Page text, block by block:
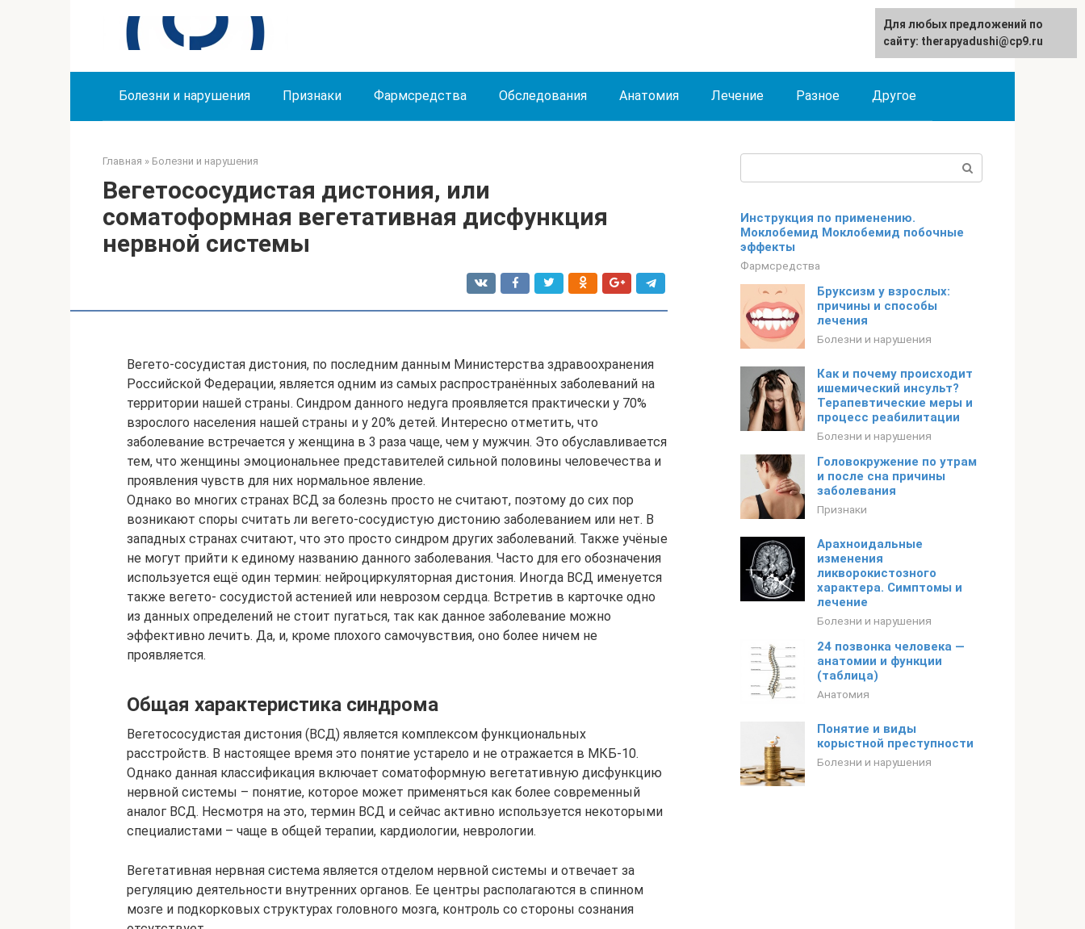
Болезни и нарушения Признаки Фармсредства Обследования Анатомия Лечение Разное Другое
Главная » Болезни и нарушения
Вегетососудистая дистония, или
соматоформная вегетативная дисфункция
нервной системы
Вегето-сосудистая дистония, по последним данным Министерства здравоохранения
Российской Федерации, является одним из самых распространённых заболеваний на
территории нашей страны. Синдром данного недуга проявляется практически у 70%
взрослого населения нашей страны и у 20% детей. Интересно отметить, что
заболевание встречается у женщина в 3 раза чаще, чем у мужчин. Это обуславливается
тем, что женщины эмоциональнее представителей сильной половины человечества и
проявления чувств для них нормальное явление.
Однако во многих странах ВСД за болезнь просто не считают, поэтому до сих пор
возникают споры считать ли вегето-сосудистую дистонию заболеванием или нет. В
западных странах считают, что это просто синдром других заболеваний. Также учёные
не могут прийти к единому названию данного заболевания. Часто для его обозначения
используется ещё один термин: нейроциркуляторная дистония. Иногда ВСД именуется
также вегето- сосудистой астенией или неврозом сердца. Встретив в карточке одно
из данных определений не стоит пугаться, так как данное заболевание можно
эффективно лечить. Да, и, кроме плохого самочувствия, оно более ничем не
проявляется.
Общая характеристика синдрома
Вегетососудистая дистония (ВСД) является комплексом функциональных
расстройств. В настоящее время это понятие устарело и не отражается в МКБ-10.
Однако данная классификация включает соматоформную вегетативную дисфункцию
нервной системы – понятие, которое может применяться как более современный
аналог ВСД. Несмотря на это, термин ВСД и сейчас активно используется некоторыми
специалистами – чаще в общей терапии, кардиологии, неврологии.
Вегетативная нервная система является отделом нервной системы и отвечает за
регуляцию деятельности внутренних органов. Ее центры располагаются в спинном
мозге и подкорковых структурах головного мозга, контроль со стороны сознания
Инструкция по применению.
Моклобемид Моклобемид побочные
эффекты
Фармсредства
Бруксизм у взрослых:
причины и способы
лечения
Болезни и нарушения
Как и почему происходит
ишемический инсульт?
Терапевтические меры и
процесс реабилитации
Болезни и нарушения
Головокружение по утрам
и после сна причины
заболевания
Признаки
Арахноидальные
изменения
ликворокистозного
характера. Симптомы и
лечение
Болезни и нарушения
24 позвонка человека —
анатомии и функции
(таблица)
Анатомия
Понятие и виды
корыстной преступности
Болезни и нарушения
Для любых предложений по
сайту: therapyadushi@cp9.ru